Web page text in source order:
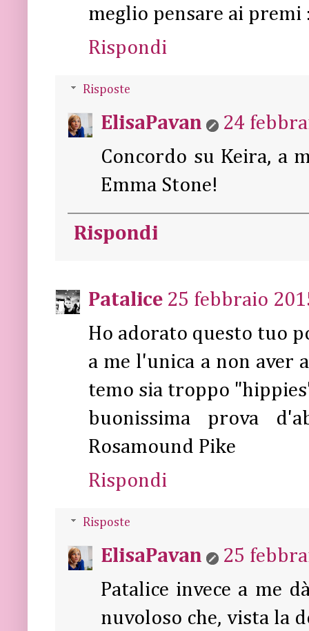
meglio pensare ai premi
Rispondi
Risposte
ElisaPavan
24
Concordo su Keira, a
Emma Stone!
Rispondi
Patalice 25 febbraio
Ho adorato questo tuo
a me l'unica a non aver
temo sia troppo
buonissima prova
Rosamound Pike
Rispondi
Risposte
ElisaPavan
25
Patalice invece a me
nuvoloso che, vista la